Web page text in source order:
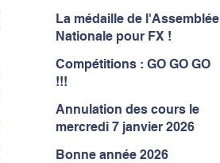
La médaille de l'Assemblée
Nationale pour FX !
Compétitions : GO GO GO
!!!
Annulation des cours le
mercredi 7 janvier 2026
Bonne année 2026